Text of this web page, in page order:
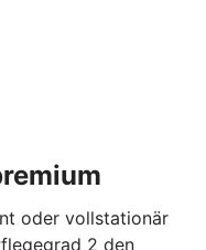
oder vollstationär
2 den